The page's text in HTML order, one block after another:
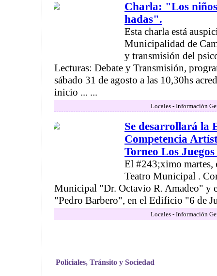
Charla: "Los
hadas".
Esta charla está
Municipalidad de
y transmisión del
Lecturas: Debate y Transmisión,
sábado 31 de agosto a las 10,30hs
inicio ... ...
Locales - Información
Se desarrollará la
Competencia
Torneo Los
El #243;ximo martes,
Teatro Municipal .
Municipal "Dr. Octavio R. Amadeo" y
"Pedro Barbero", en el Edificio "6 de
Locales - Información
Policiales, Tránsito y Sociedad